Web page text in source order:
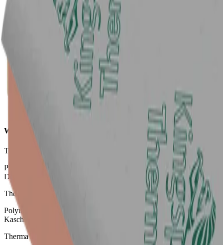
Therma TR27 Flachdachplatte
Weitere Produkte zur Dachdämmung
Therma TR26 Flachdachplatte
PIR-Hochleistungsdämmung mit beidseitiger Alu-Mehrlagen-
Deckschicht
Therma TT47 Gefälledachplatte
Polyurethan Gefälledachdämmung mit beidseitiger Mineralvlies-
Kaschierung
Therma TT46 Gefälledachplatte